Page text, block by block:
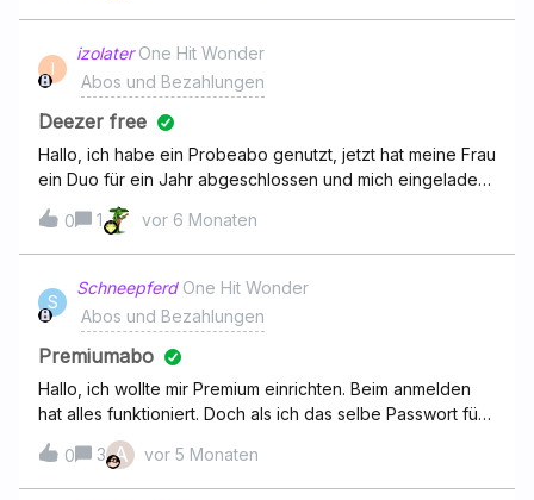
I
izolater One Hit Wonder
Abos und Bezahlungen
Deezer free
Hallo, ich habe ein Probeabo genutzt, jetzt hat meine Frau
ein Duo für ein Jahr abgeschlossen und mich eingeladen.
Ich habe dann nach der Aufforderung mein Free beendet.
Die Meldung kommt jedoch weiterhin. Auch ein erneutes
abmelden hat nichts gebracht. Mfg Thomas
0 1 vor 6 Monaten
S
Schneepferd One Hit Wonder
Abos und Bezahlungen
Premiumabo
Hallo, ich wollte mir Premium einrichten. Beim anmelden
hat alles funktioniert. Doch als ich das selbe Passwort für
die Bezahlung eingeben wollte, wurde es nicht
akzeptiert. Ich habe von Ihnen Lösungsschritte
bekommen und diese durchgeführt. Doch es hilft nicht.
0 3 A vor 5 Monaten